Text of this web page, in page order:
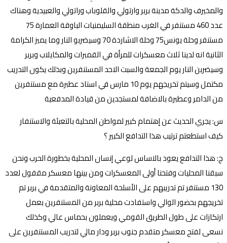
والمخيرف والدكة مدينة بربر وارتولي والقلوباب وراتولي والعبيدية وهناك
عدد 460 مستنفر في الغرب منطقة السليمنيات الباوقة العمارة 75
مستنفر وحلة يونس75 وحلة الاشاردة 70 وسيضربو النار وما يميز الكرامة
الثانية انه لدينا ثلاث معسكرات للمرأة في القمبرات والمكايلاب وبربر
وسيضربن النار يوم الجمعة والسبت الاحد المستنفرين وبذلك يكون التدريب
مكتمل وسيتم تخريجهم يوم 10 مارس في استاد عطبرة مع مستنفرين
من الدامر وعطبرة بالاضافة لمستجدين من قيادة المدفعية
س: يجري الحديث عن إهتمام كبير لمواطن المحلية بالتعبئة والاستنفار
كيف استطعتم ترتيب هذا التدافع الكبير ؟
ج: هذا التدافع يعود بالاساس لوعي إنسان المحلية بخطورة الحرب ونحن
سبقنا المحليات وفتحنا أولى المعسكرات ومن بينها معسكر مقفول لعدد
130 مستنفر تم تدريبهم على الأسلحة المعاونة والمتقدمة في بربر تم
تخريجهم بحضور الوالي واستفادت محلية بربر من المستنفرين بعمل
ارتكازات على طول الطريق القومي ويعملون بحماس عالي وكذلك
نسعى لفتح معسكر متقدم جنوب بربر ودار مالي لتدريب المستنفرين على